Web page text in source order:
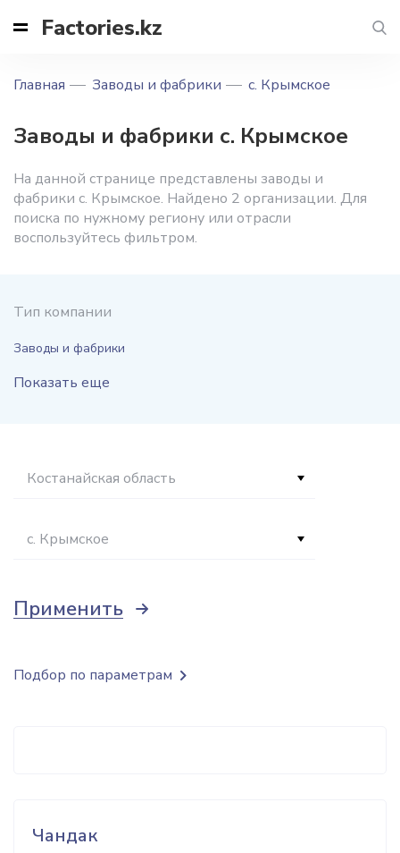
Factories.kz
Главная Заводы и фабрики с. Крымское
Заводы и фабрики с. Крымское
На данной странице представлены заводы и
фабрики с. Крымское. Найдено 2 организации. Для
поиска по нужному региону или отрасли
воспользуйтесь фильтром.
Тип компании
Заводы и фабрики
Показать еще
Костанайская область
с. Крымское
Применить
Чандак
Подбор по параметрам